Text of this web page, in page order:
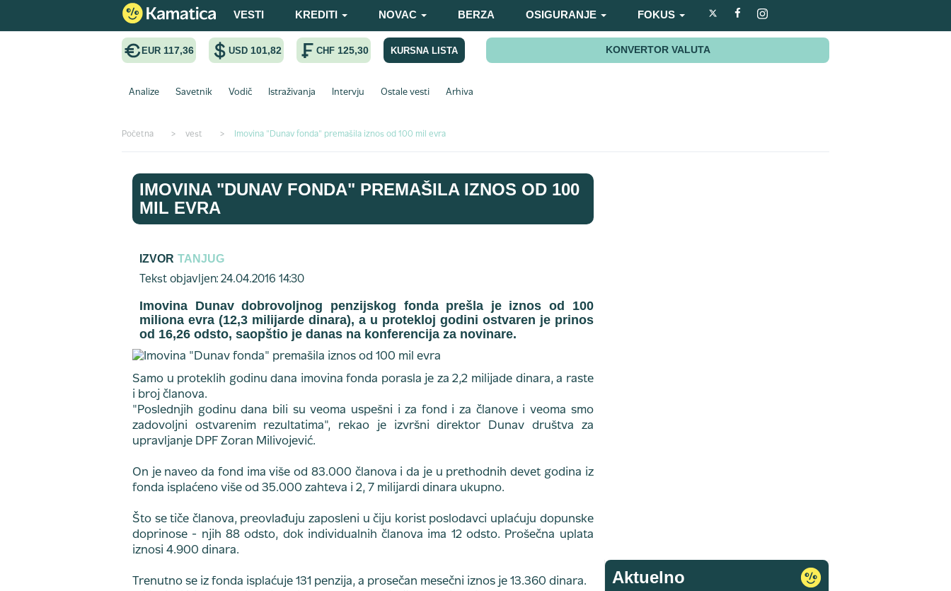
VESTI KREDITI NOVAC BERZA OSIGURANJE FOKUS
EUR 117,36 USD 101,82 CHF 125,30 KURSNA LISTA KONVERTOR VALUTA
Analize Savetnik Vodič Istraživanja Intervju Ostale vesti Arhiva
Početna > vest > Imovina "Dunav fonda" premašila iznos od 100 mil evra
IMOVINA "DUNAV FONDA" PREMAŠILA IZNOS OD 100
MIL EVRA
IZVOR TANJUG
Tekst objavljen: 24.04.2016 14:30
Imovina Dunav dobrovoljnog penzijskog fonda prešla je iznos od 100
miliona evra (12,3 milijarde dinara), a u protekloj godini ostvaren je prinos
od 16,26 odsto, saopštio je danas na konferencija za novinare.
Samo u proteklih godinu dana imovina fonda porasla je za 2,2 milijade dinara, a raste
i broj članova.
"Poslednjih godinu dana bili su veoma uspešni i za fond i za članove i veoma smo
zadovoljni ostvarenim rezultatima", rekao je izvršni direktor Dunav društva za
upravljanje DPF Zoran Milivojević.
On je naveo da fond ima više od 83.000 članova i da je u prethodnih devet godina iz
fonda isplaćeno više od 35.000 zahteva i 2, 7 milijardi dinara ukupno.
Što se tiče članova, preovlađuju zaposleni u čiju korist poslodavci uplaćuju dopunske
doprinose - njih 88 odsto, dok individualnih članova ima 12 odsto. Prošečna uplata
iznosi 4.900 dinara.
Trenutno se iz fonda isplaćuje 131 penzija, a prosečan mesečni iznos je 13.360 dinara.
Aktuelno